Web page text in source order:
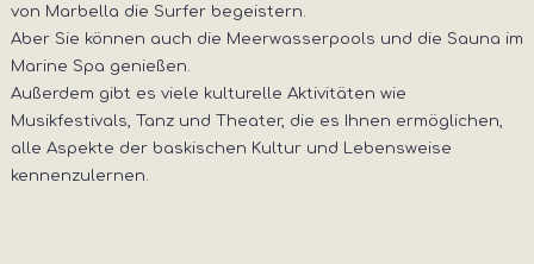
von Marbella die Surfer begeistern.
Aber Sie können auch die Meerwasserpools und die Sauna im
Marine Spa genießen.
Außerdem gibt es viele kulturelle Aktivitäten wie
Musikfestivals, Tanz und Theater, die es Ihnen ermöglichen,
alle Aspekte der baskischen Kultur und Lebensweise
kennenzulernen.